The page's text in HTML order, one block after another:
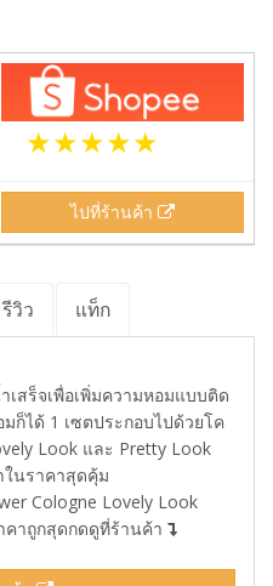
ไปที่ร้านค้า
รีวิว แท็ก
สร็จเพื่อเพิ่มความหอมแบบติด
ได้ 1 เซตประกอบไปด้วยโค
Look และ Pretty Look
นราคาสุดคุ้ม
Cologne Lovely Look
คาถูกสุดกดดูที่ร้านค้า